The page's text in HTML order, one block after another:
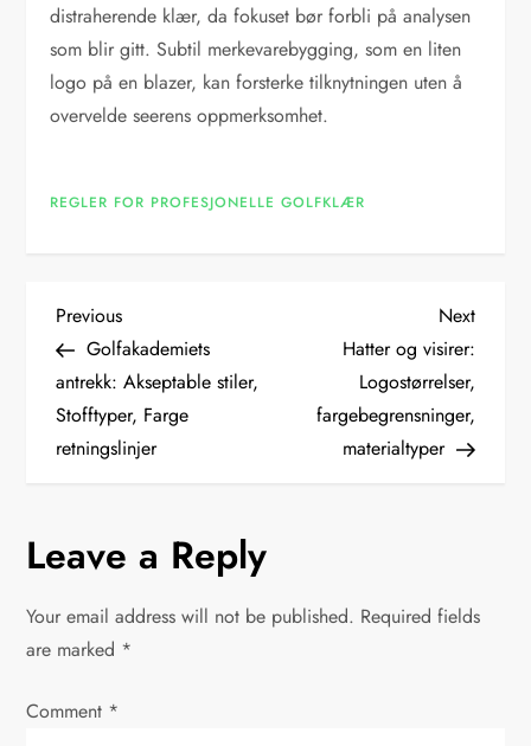
distraherende klær, da fokuset bør forbli på analysen
som blir gitt. Subtil merkevarebygging, som en liten
logo på en blazer, kan forsterke tilknytningen uten å
overvelde seerens oppmerksomhet.
REGLER FOR PROFESJONELLE GOLFKLÆR
P
o
s
n
a
v
i
Previous
Post
Previous
Golfakademiets
antrekk: Akseptable stiler,
Stofftyper, Farge
retningslinjer
Next
Post
Next
Hatter og visirer:
Logostørrelser,
fargebegrensninger,
materialtyper
Leave a Reply
Your email address will not be published. Required fields
are marked *
Comment *